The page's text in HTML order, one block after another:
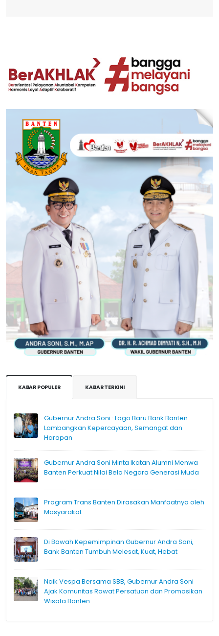
KABAR POPULER KABAR TERKINI
Gubernur Andra Soni : Logo Baru Bank Banten
Lambangkan Kepercayaan, Semangat dan
Harapan
Gubernur Andra Soni Minta Ikatan Alumni Menwa
Banten Perkuat Nilai Bela Negara Generasi Muda
Program Trans Banten Dirasakan Manfaatnya oleh
Masyarakat
Di Bawah Kepemimpinan Gubernur Andra Soni,
Bank Banten Tumbuh Melesat, Kuat, Hebat
Naik Vespa Bersama SBB, Gubernur Andra Soni
Ajak Komunitas Rawat Persatuan dan Promosikan
Wisata Banten